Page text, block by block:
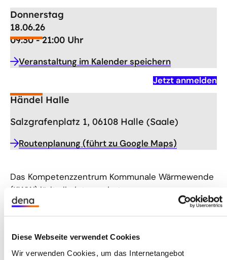
Diese Webseite verwendet Cookies
Wir verwenden Cookies, um das Internetangebot
Donnerstag
18.06.26
09:30 - 21:00 Uhr
Veranstaltung im Kalender speichern
Händel Halle
Salzgrafenplatz 1, 06108 Halle (Saale)
Routenplanung (führt zu Google Maps)
Jetzt anmelden
Das Kompetenzzentrum Kommunale Wärmewende
(KWW) lädt alle interessierten
Kommunenvertretenden, Akteurinnen und Akteure
der Kommunalen Wärmeplanung (KWP) zur
Unter dem TitelStadt. Land. Wärme.schaffen wir